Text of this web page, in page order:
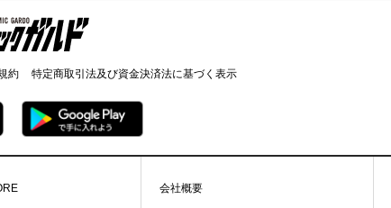
クガルド
約 特定商取引法及び資金決済法に基づく表示
会社概要